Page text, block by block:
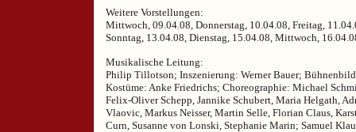
Weitere Vorstellungen:
Mittwoch, 09.04.08, Donnerstag, 10.04.08, Freitag,
Sonntag, 13.04.08, Dienstag, 15.04.08, Mittwoch,
Musikalische Leitung:
Philip Tillotson; Inszenierung: Werner Bauer;
Kostüme: Anke Friedrichs; Choreographie: Michael
Felix-Oliver Schepp, Jannike Schubert, Maria Helgath,
Vlaovic, Markus Neisser, Martin Selle, Florian Claus,
Curn, Susanne von Lonski, Stephanie Marin; Samuel